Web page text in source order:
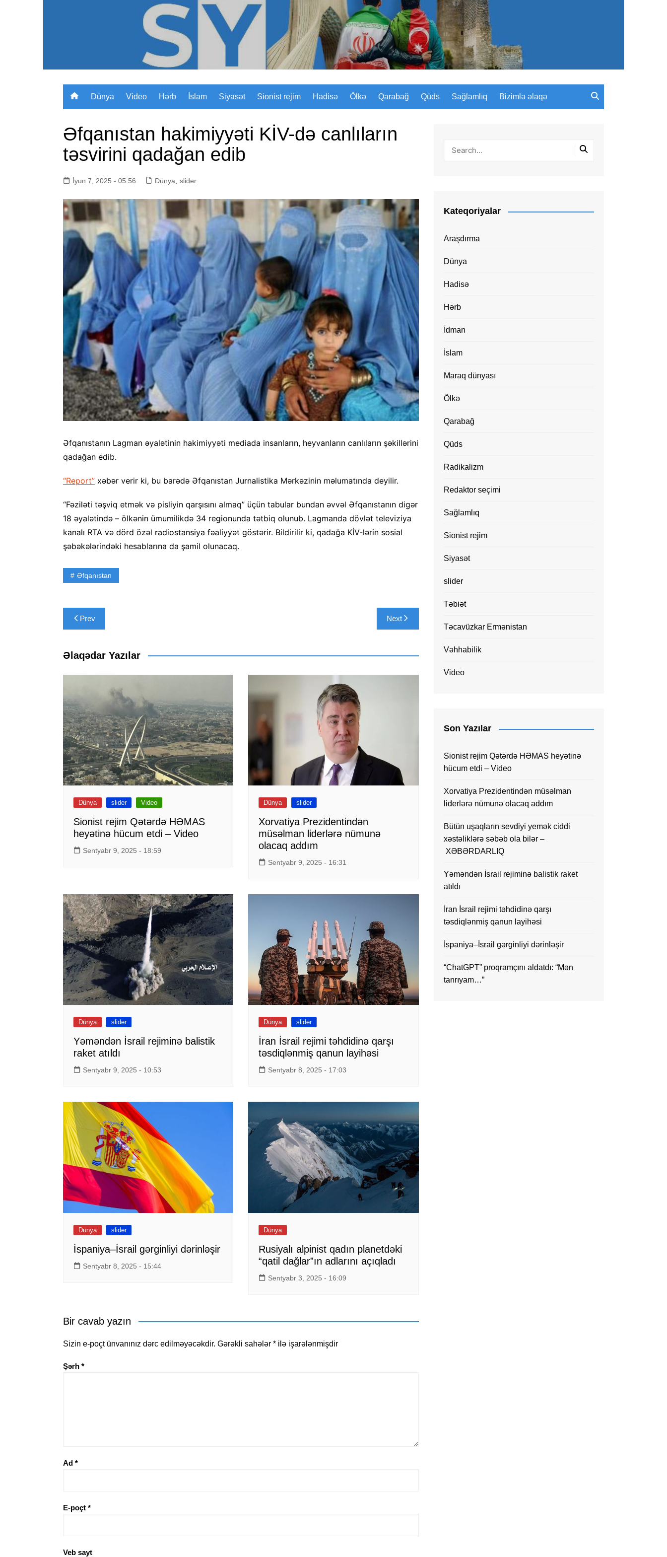
Sizinyol.org
Dünya Video Hərb İslam Siyasət Sionist rejim Hadisə Ölkə Qarabağ Qüds Sağlamlıq Bizimlə əlaqə
Əfqanıstan hakimiyyəti KİV-də canlıların
təsvirini qadağan edib
İyun 7, 2025 - 05:56 Dünya slider
Əfqanıstanın Lagman əyalətinin hakimiyyəti mediada insanların, heyvanların canlıların şəkillərini
qadağan edib.
“Report” xəbər verir ki, bu barədə Əfqanıstan Jurnalistika Mərkəzinin məlumatında deyilir.
“Fəziləti təşviq etmək və pisliyin qarşısını almaq” üçün tabular bundan əvvəl Əfqanıstanın digər
18 əyalətində – ölkənin ümumilikdə 34 regionunda tətbiq olunub. Lagmanda dövlət televiziya
kanalı RTA və dörd özəl radiostansiya fəaliyyət göstərir. Bildirilir ki, qadağa KİV-lərin sosial
şəbəkələrindəki hesablarına da şamil olunacaq.
Əfqanıstan
Yazı
naviqasiyası
Prev Next
Əlaqədar Yazılar
Dünya slider Video
Sionist rejim Qətərdə HƏMAS
heyətinə hücum etdi – Video
Sentyabr 9, 2025 - 18:59
Dünya slider
Xorvatiya Prezidentindən
müsəlman liderlərə nümunə
olacaq addım
Sentyabr 9, 2025 - 16:31
Dünya slider
Yəməndən İsrail rejiminə balistik
raket atıldı
Sentyabr 9, 2025 - 10:53
Dünya slider
İran İsrail rejimi təhdidinə qarşı
təsdiqlənmiş qanun layihəsi
Sentyabr 8, 2025 - 17:03
Dünya slider
İspaniya–İsrail gərginliyi dərinləşir
Sentyabr 8, 2025 - 15:44
Dünya
Rusiyalı alpinist qadın planetdəki
“qatil dağlar”ın adlarını açıqladı
Sentyabr 3, 2025 - 16:09
Bir cavab yazın
Sizin e-poçt ünvanınız dərc edilməyəcəkdir. Gərəkli sahələr * ilə işarələnmişdir
Şərh *
Ad *
E-poçt *
Veb sayt
Kateqoriyalar
Araşdırma
Dünya
Hadisə
Hərb
İdman
İslam
Maraq dünyası
Ölkə
Qarabağ
Qüds
Radikalizm
Redaktor seçimi
Sağlamlıq
Sionist rejim
Siyasət
slider
Təbiət
Təcavüzkar Ermənistan
Vəhhabilik
Video
Son Yazılar
Sionist rejim Qətərdə HƏMAS heyətinə
hücum etdi – Video
Xorvatiya Prezidentindən müsəlman
liderlərə nümunə olacaq addım
Bütün uşaqların sevdiyi yemək ciddi
xəstəliklərə səbəb ola bilər –
XƏBƏRDARLIQ
Yəməndən İsrail rejiminə balistik raket
atıldı
İran İsrail rejimi təhdidinə qarşı
təsdiqlənmiş qanun layihəsi
İspaniya–İsrail gərginliyi dərinləşir
“ChatGPT” proqramçını aldatdı: “Mən
tanrıyam…”